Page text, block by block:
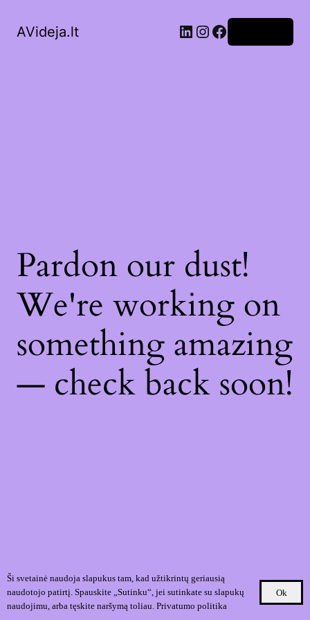
AVideja.lt LinkedIn
Instagram
Facebook
Pardon our dust!
We're working on
something amazing
— check back soon!
Ši svetainė naudoja slapukus tam, kad užtikrintų geriausią
naudotojo patirtį. Spauskite „Sutinku“, jei sutinkate su slapukų
naudojimu, arba tęskite naršymą toliau. Privatumo politika
Ok